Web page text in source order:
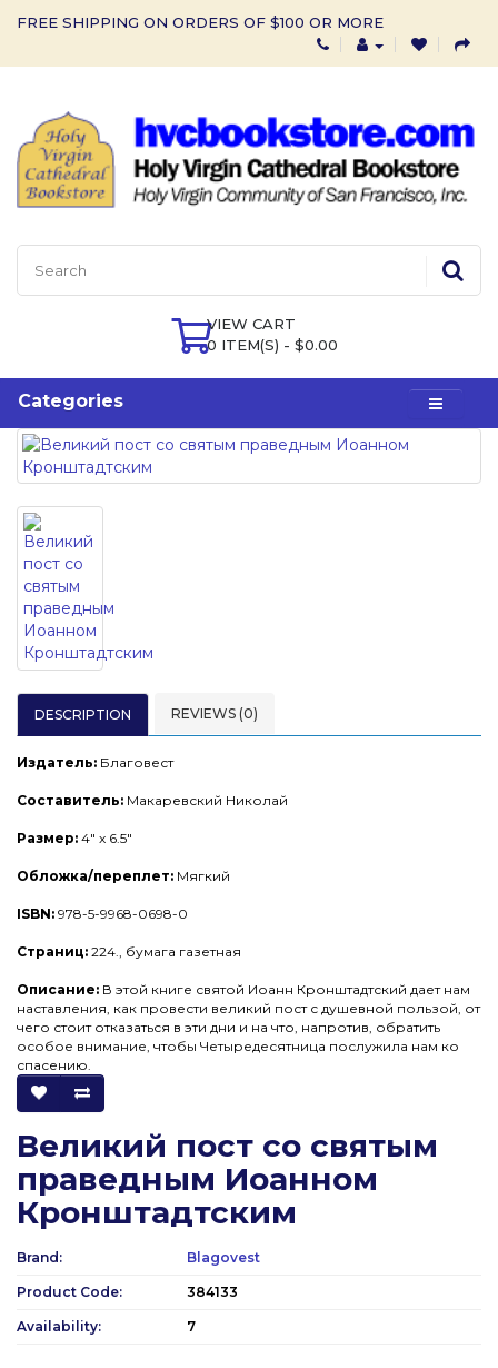
FREE SHIPPING ON ORDERS OF $100 OR MORE
VIEW CART
0 ITEM(S) - $0.00
Categories
DESCRIPTION REVIEWS (0)
Издатель: Благовест
Составитель: Макаревский Николай
Размер: 4" x 6.5"
Обложка/переплет: Мягкий
ISBN: 978-5-9968-0698-0
Страниц: 224., бумага газетная
Описание: В этой книге святой Иоанн Кронштадтский дает нам
наставления, как провести великий пост с душевной пользой, от
чего стоит отказаться в эти дни и на что, напротив, обратить
особое внимание, чтобы Четыредесятница послужила нам ко
спасению.
Великий пост со святым
праведным Иоанном
Кронштадтским
Brand: Blagovest
Product Code: 384133
Availability: 7